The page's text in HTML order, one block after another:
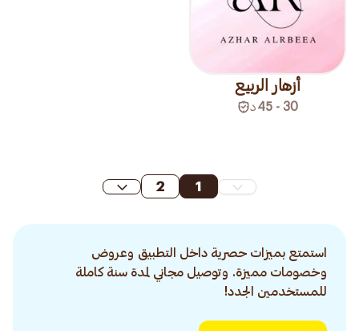
أزهار الربيع
30 - 45 د
1
2
استمتع بميزات حصرية داخل التطبيق وعروض
وخصومات مميزة. وتوصيل مجاني لمدة سنة كاملة
للمستخدمين الجدد!